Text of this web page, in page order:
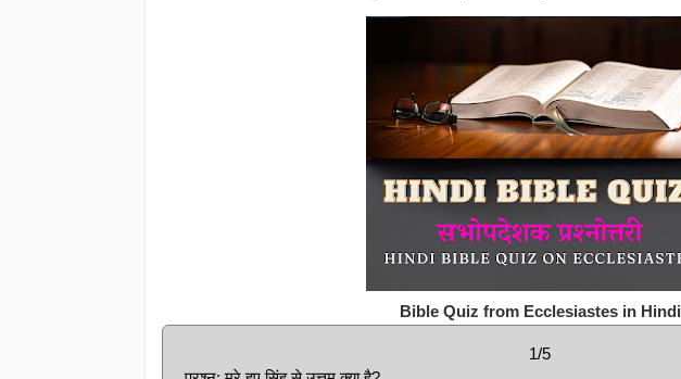
Bible Quiz from Ecclesiastes in Hindi
1/5